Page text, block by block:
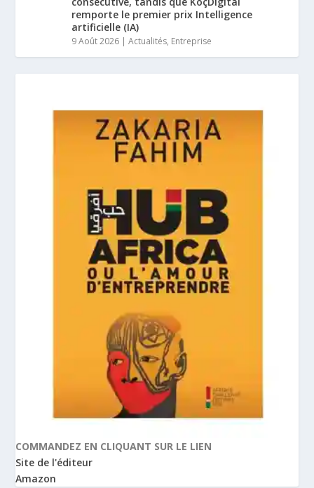
remporte le premier prix Intelligence
artificielle (IA)
9 Août 2026 |Actualités, Entreprise
COMMANDEZ EN CLIQUANT SUR LE LIEN
Site de l'éditeur
Amazon